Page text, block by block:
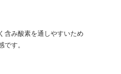
含み酸素を通しやすいため
す。